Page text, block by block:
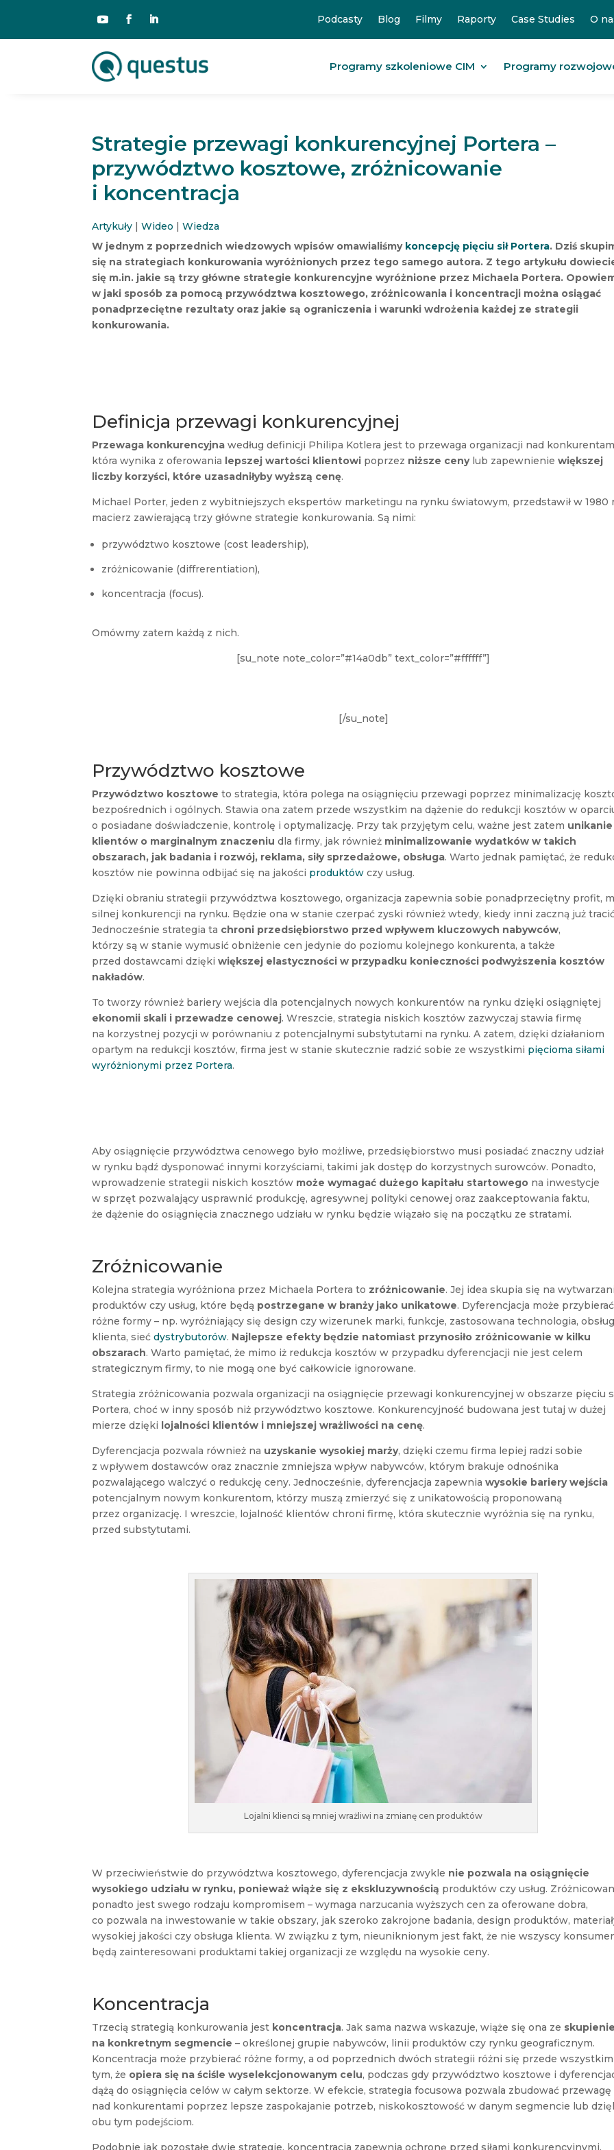
Podcasty Blog Filmy Raporty Case Studies O
Programy szkoleniowe CIM Programy
Strategie przewagi konkurencyjnej Portera –
przywództwo kosztowe, zróżnicowanie
i koncentracja
Artykuły |Wideo |Wiedza
W jednym z poprzednich wiedzowych wpisów omawialiśmy koncepcję pięciu sił Portera. Dziś
się na strategiach konkurowania wyróżnionych przez tego samego autora. Z tego artykułu
się m.in. jakie są trzy główne strategie konkurencyjne wyróżnione przez Michaela Portera.
w jaki sposób za pomocą przywództwa kosztowego, zróżnicowania i koncentracji można osiągać
ponadprzeciętne rezultaty oraz jakie są ograniczenia i warunki wdrożenia każdej ze strategii
konkurowania.
Definicja przewagi konkurencyjnej
Przewaga konkurencyjna według definicji Philipa Kotlera jest to przewaga organizacji nad
która wynika z oferowania lepszej wartości klientowi poprzez niższe cenylub zapewnieniewiększej
liczby korzyści, które uzasadniłyby wyższą cenę.
Michael Porter, jeden z wybitniejszych ekspertów marketingu na rynku światowym, przedstawił w 1980
macierz zawierającą trzy główne strategie konkurowania. Są nimi:
przywództwo kosztowe (cost leadership),
zróżnicowanie (diffrerentiation),
koncentracja (focus).
Omówmy zatem każdą z nich.
[su_note note_color=”#14a0db” text_color=”#ffffff”]
[/su_note]
Przywództwo kosztowe
Przywództwo kosztowe to strategia, która polega na osiągnięciu przewagi poprzez minimalizację
bezpośrednich i ogólnych. Stawia ona zatem przede wszystkim na dążenie do redukcji kosztów w
o posiadane doświadczenie, kontrolę i optymalizację. Przy tak przyjętym celu, ważne jest zatem unikanie
klientów o marginalnym znaczeniu dla firmy, jak również minimalizowanie wydatków w takich
obszarach, jak badania i rozwój, reklama, siły sprzedażowe, obsługa. Warto jednak pamiętać, że
kosztów nie powinna odbijać się na jakości produktów czy usług.
Dzięki obraniu strategii przywództwa kosztowego, organizacja zapewnia sobie ponadprzeciętny profit,
silnej konkurencji na rynku. Będzie ona w stanie czerpać zyski również wtedy, kiedy inni zaczną już
Jednocześnie strategia ta chroni przedsiębiorstwo przed wpływem kluczowych nabywców,
którzy są w stanie wymusić obniżenie cen jedynie do poziomu kolejnego konkurenta, a także
przed dostawcami dziękiwiększej elastyczności w przypadku konieczności podwyższenia kosztów
nakładów.
To tworzy również bariery wejścia dla potencjalnych nowych konkurentów na rynku dzięki osiągniętej
ekonomii skali i przewadze cenowej. Wreszcie, strategia niskich kosztów zazwyczaj stawia firmę
na korzystnej pozycji w porównaniu z potencjalnymi substytutami na rynku. A zatem, dzięki działaniom
opartym na redukcji kosztów, firma jest w stanie skutecznie radzić sobie ze wszystkimi pięcioma siłami
wyróżnionymi przez Portera.
Aby osiągnięcie przywództwa cenowego było możliwe, przedsiębiorstwo musi posiadać znaczny udział
w rynku bądź dysponować innymi korzyściami, takimi jak dostęp do korzystnych surowców. Ponadto,
wprowadzenie strategii niskich kosztów może wymagać dużego kapitału startowego na inwestycje
w sprzęt pozwalający usprawnić produkcję, agresywnej polityki cenowej oraz zaakceptowania faktu,
że dążenie do osiągnięcia znacznego udziału w rynku będzie wiązało się na początku ze stratami.
Zróżnicowanie
Kolejna strategia wyróżniona przez Michaela Portera to zróżnicowanie. Jej idea skupia się na
produktów czy usług, które będą postrzegane w branży jako unikatowe. Dyferencjacja może przybierać
różne formy – np. wyróżniający się design czy wizerunek marki, funkcje, zastosowana technologia,
klienta, siećdystrybutorów. Najlepsze efekty będzie natomiast przynosiło zróżnicowanie w kilku
obszarach. Warto pamiętać, że mimo iż redukcja kosztów w przypadku dyferencjacji nie jest celem
strategicznym firmy, to nie mogą one być całkowicie ignorowane.
Strategia zróżnicowania pozwala organizacji na osiągnięcie przewagi konkurencyjnej w obszarze pięciu
Portera, choć w inny sposób niż przywództwo kosztowe. Konkurencyjność budowana jest tutaj w dużej
mierze dzięki lojalności klientów i mniejszej wrażliwości na cenę.
Dyferencjacja pozwala również na uzyskanie wysokiej marży, dzięki czemu firma lepiej radzi sobie
z wpływem dostawców oraz znacznie zmniejsza wpływ nabywców, którym brakuje odnośnika
pozwalającego walczyć o redukcję ceny. Jednocześnie, dyferencjacja zapewniawysokie bariery wejścia
potencjalnym nowym konkurentom, którzy muszą zmierzyć się z unikatowością proponowaną
przez organizację. I wreszcie, lojalność klientów chroni firmę, która skutecznie wyróżnia się na rynku,
przed substytutami.
Lojalni klienci są mniej wrażliwi na zmianę cen produktów
W przeciwieństwie do przywództwa kosztowego, dyferencjacja zwykle nie pozwala na osiągnięcie
wysokiego udziału w rynku, ponieważ wiąże się z ekskluzywnością produktów czy usług.
ponadto jest swego rodzaju kompromisem – wymaga narzucania wyższych cen za oferowane dobra,
co pozwala na inwestowanie w takie obszary, jak szeroko zakrojone badania, design produktów,
wysokiej jakości czy obsługa klienta. W związku z tym, nieuniknionym jest fakt, że nie wszyscy
będą zainteresowani produktami takiej organizacji ze względu na wysokie ceny.
Koncentracja
Trzecią strategią konkurowania jest koncentracja. Jak sama nazwa wskazuje, wiąże się ona ze
na konkretnym segmencie – określonej grupie nabywców, linii produktów czy rynku geograficznym.
Koncentracja może przybierać różne formy, a od poprzednich dwóch strategii różni się przede wszystkim
tym, że opiera się na ściśle wyselekcjonowanym celu, podczas gdy przywództwo kosztowe i
dążą do osiągnięcia celów w całym sektorze. W efekcie, strategia focusowa pozwala zbudować przewagę
nad konkurentami poprzez lepsze zaspokajanie potrzeb, niskokosztowość w danym segmencie lub
obu tym podejściom.
Podobnie jak pozostałe dwie strategie, koncentracja zapewnia ochronę przed siłami konkurencyjnymi.